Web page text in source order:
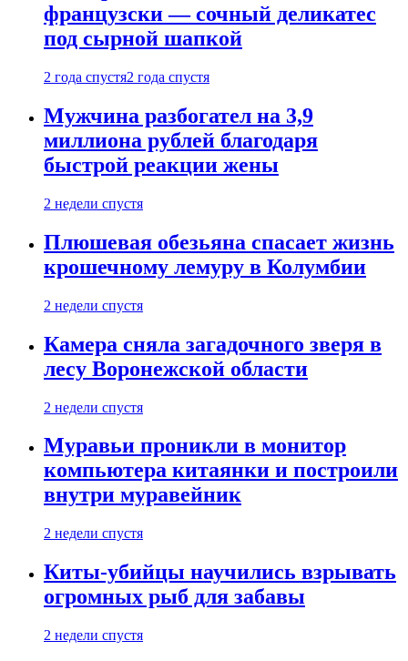
французски — сочный деликатес
под сырной шапкой
2 года спустя2 года спустя
Мужчина разбогател на 3,9
миллиона рублей благодаря
быстрой реакции жены
2 недели спустя
Плюшевая обезьяна спасает жизнь
крошечному лемуру в Колумбии
2 недели спустя
Камера сняла загадочного зверя в
лесу Воронежской области
2 недели спустя
Муравьи проникли в монитор
компьютера китаянки и построили
внутри муравейник
2 недели спустя
Киты-убийцы научились взрывать
огромных рыб для забавы
2 недели спустя